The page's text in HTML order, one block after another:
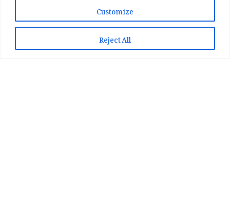
Customize
Reject All